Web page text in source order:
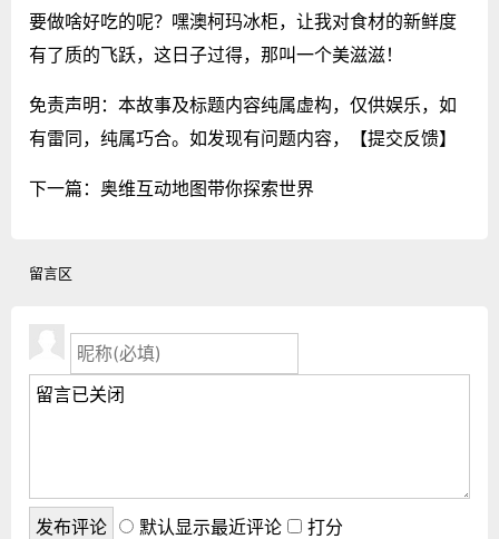
要做啥好吃的呢？嘿澳柯玛冰柜，让我对食材的新鲜度
有了质的飞跃，这日子过得，那叫一个美滋滋！
免责声明：本故事及标题内容纯属虚构，仅供娱乐，如
有雷同，纯属巧合。如发现有问题内容，
【提交反馈】
下一篇： 奥维互动地图带你探索世界
留言区
默认显示最近评论 打分